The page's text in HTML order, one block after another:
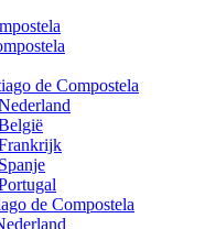
de Compostela
de Compostela